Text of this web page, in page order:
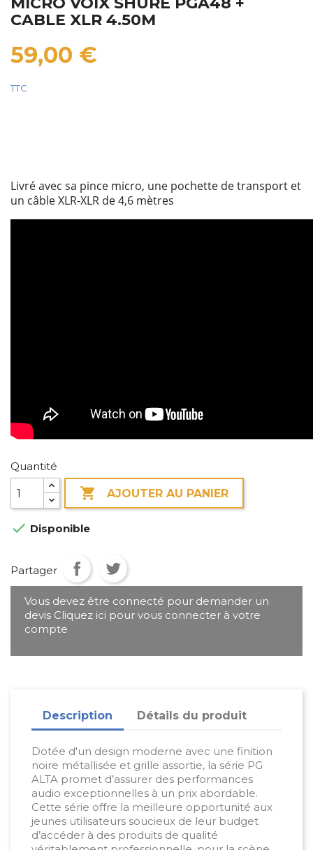
CABLE XLR 4.50M
59,00 €
TTC
Livré avec sa pince micro, une pochette de transport et
un câble XLR-XLR de 4,6 mètres
Quantité
 AJOUTER AU PANIER
 Disponible
Partager
Vous devez être connecté pour demander un
devis Cliquez ici pour vous connecter à votre
compte
Description Détails du produit
Dotée d'un design moderne avec une finition
noire métallisée et grille assortie, la série PG
ALTA promet d’assurer des performances
audio exceptionnelles à un prix abordable.
Cette série offre la meilleure opportunité aux
jeunes utilisateurs soucieux de leur budget
d’accéder à des produits de qualité